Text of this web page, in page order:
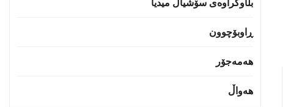
ڕاوبۆچوون
هەمەجۆر
هەواڵ